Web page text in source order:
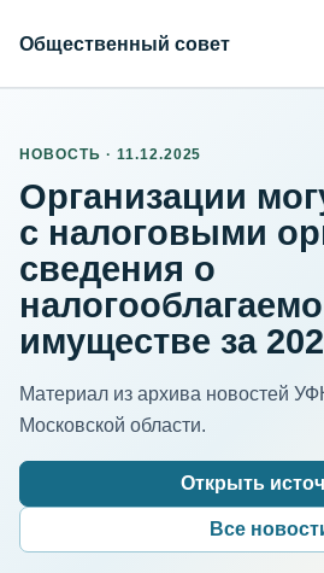
Общественный совет
НОВОСТЬ · 11.12.2025
Организации
с налоговыми
сведения о
имуществе за
Материал из архива новостей
Московской области.
Открыть
Все